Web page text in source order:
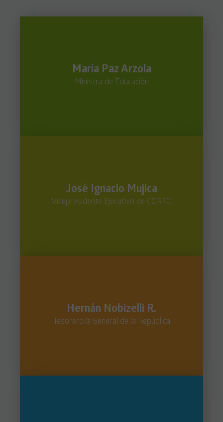
María Paz Arzola
Ministra de Educación
José Ignacio Mujica
Vicepresidente Ejecutivo de CORFO
Hernán Nobizelli R.
Tesorero/a General de la República